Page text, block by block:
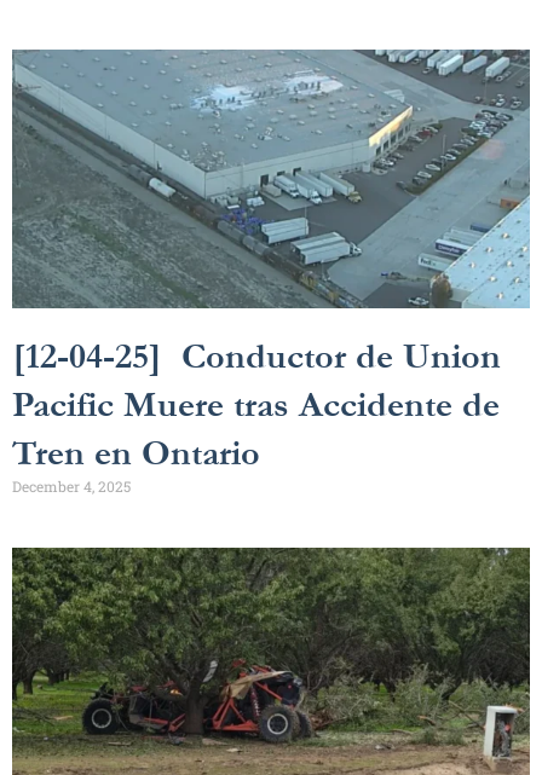
[12-04-25] Conductor de Union
Pacific Muere tras Accidente de
Tren en Ontario
December 4, 2025